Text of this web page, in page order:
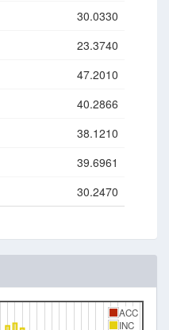
30.0330
23.3740
47.2010
40.2866
38.1210
39.6961
30.2470
ACC
INC